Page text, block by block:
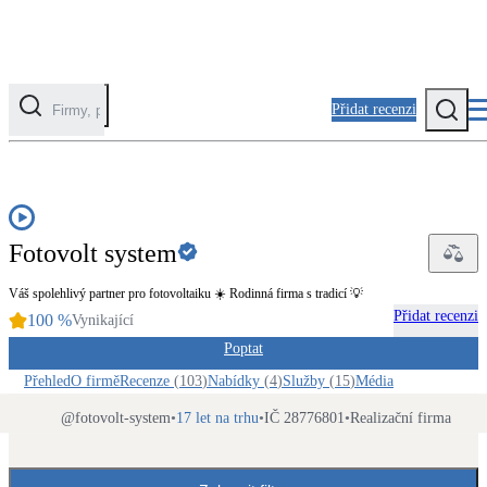
Přidat recenzi
Solární ohřev vody
Klimatizace pro vytápění
Obálka budovy
EDU
Fotovolt system
Váš spolehlivý partner pro fotovoltaiku ☀️ Rodinná firma s tradicí 💡
100 %Vynikající
Přidat recenzi
Poptat
PřehledO firměRecenze (103)Nabídky (4)Služby (15)Média
@fotovolt-system•17 let na trhu•IČ 28776801•Realizační firma